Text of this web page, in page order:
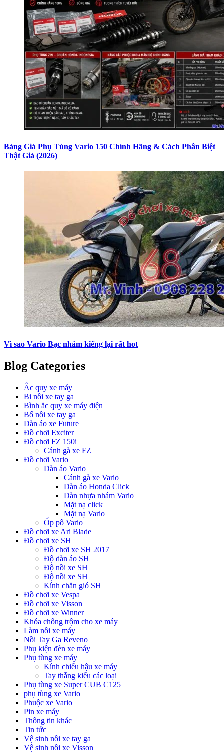
Bảng Giá Phụ Tùng Vario 150 Chính Hãng & Cách Phân Biệt
Thật Giả (2026)
Vì sao Vario Bạc nhám kiểng lại rất hot
Blog Categories
Ắc quy xe máy
Bi nồi xe tay ga
Bình ắc quy xe máy điện
Bố nồi xe tay ga
Dàn áo xe Future
Đồ chơi Exciter
Đồ chơi FZ 150i
Cánh gà xe FZ
Đồ chơi Vario
Dàn áo Vario
Cánh gà xe Vario
Dàn áo Honda Click
Dàn nhựa nhám Vario
Mặt nạ click
Mặt nạ Vario
Ốp pô Vario
Đồ chơi xe Ari Blade
Đồ chơi xe SH
Đồ chơi xe SH 2017
Độ dàn áo SH
Độ nồi xe SH
Độ nồi xe SH
Kính chắn gió SH
Đồ chơi xe Vespa
Đồ chơi xe Visson
Đồ chơi xe Winner
Khóa chống trộm cho xe máy
Làm nồi xe máy
Nồi Tay Ga Reveno
Phụ kiện đèn xe máy
Phụ tùng xe máy
Kính chiếu hậu xe máy
Tay thắng kiểu các loại
Phụ tùng xe Super CUB C125
phụ tùng xe Vario
Phuộc xe Vario
Pin xe máy
Thông tin khác
Tin tức
Vệ sinh nồi xe tay ga
Vệ sinh nồi xe Visson